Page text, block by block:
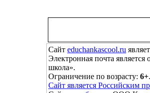
Сайт educhankascool.ru
Электронная почта является
школа».
Ограничение по возрасту: 6+
Сайт является Российским